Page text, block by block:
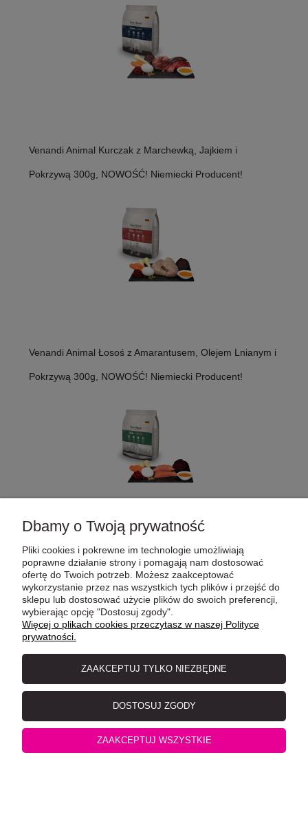
Venandi Animal Kurczak z Marchewką, Jajkiem i
Pokrzywą 300g, NOWOŚĆ! Niemiecki Producent!
Venandi Animal Łosoś z Amarantusem, Olejem Lnianym i
Pokrzywą 300g, NOWOŚĆ! Niemiecki Producent!
Venandi Animal Wołowina z Pasternakiem, Siemieniem
Lnianym i Żurawiną, 300g, NOWOŚĆ! Niemiecki
Producent!
Dbamy o Twoją prywatność
Pliki cookies i pokrewne im technologie umożliwiają
poprawne działanie strony i pomagają nam dostosować
ofertę do Twoich potrzeb. Możesz zaakceptować
wykorzystanie przez nas wszystkich tych plików i przejść do
sklepu lub dostosować użycie plików do swoich preferencji,
wybierając opcję "Dostosuj zgody".
Więcej o plikach cookies przeczytasz w naszej Polityce
prywatności.
ZAAKCEPTUJ TYLKO NIEZBĘDNE
DOSTOSUJ ZGODY
ZAAKCEPTUJ WSZYSTKIE